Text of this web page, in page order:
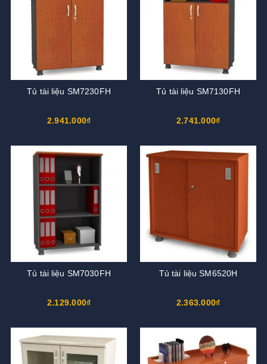
Tủ tài liệu SM7230FH
2.941.000₫
Tủ tài liệu SM7130FH
2.741.000₫
Tủ tài liệu SM7030FH
2.129.000₫
Tủ tài liệu SM6520H
2.363.000₫